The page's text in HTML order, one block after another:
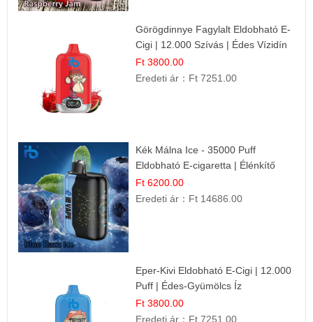
Görögdinnye Fagylalt Eldobható E-
Cigi | 12.000 Szívás | Édes Vízidín
Íz
Ft 3800.00
Eredeti ár： Ft 7251.00
Kék Málna Ice - 35000 Puff
Eldobható E-cigaretta | Élénkítő
Gyümölcsös Frissesség!
Ft 6200.00
Eredeti ár： Ft 14686.00
Eper-Kivi Eldobható E-Cigi | 12.000
Puff | Édes-Gyümölcs Íz
Ft 3800.00
Eredeti ár： Ft 7251.00